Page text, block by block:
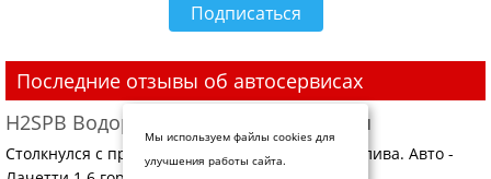
Подписаться
Последние отзывы об автосервисах
H2SPB Водородная очистка двигателя
Столкнулся с проблемой большого расхода топлива. Авто -
Мы используем файлы cookies для
улучшения работы сайта.